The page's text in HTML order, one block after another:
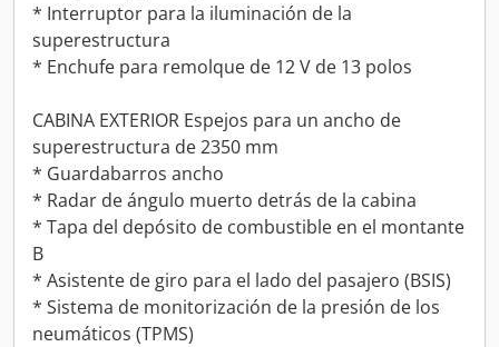
* Interruptor para la iluminación de la
superestructura
* Enchufe para remolque de 12 V de 13 polos
CABINA EXTERIOR Espejos para un ancho de
superestructura de 2350 mm
* Guardabarros ancho
* Radar de ángulo muerto detrás de la cabina
* Tapa del depósito de combustible en el montante
B
* Asistente de giro para el lado del pasajero (BSIS)
* Sistema de monitorización de la presión de los
neumáticos (TPMS)